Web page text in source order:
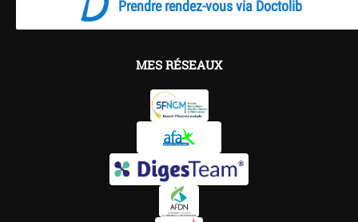
Prendre rendez-vous via Doctolib
MES RÉSEAUX